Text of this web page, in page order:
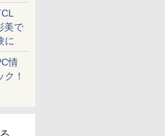
美で
に
情
！